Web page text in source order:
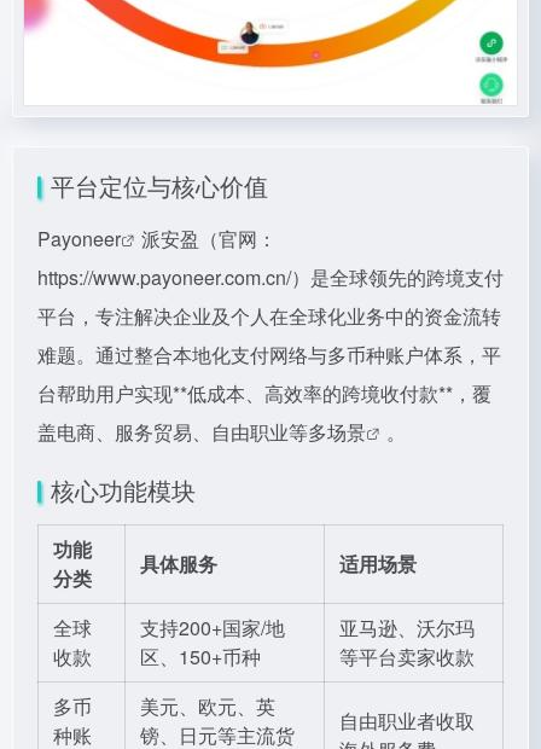
平台定位与核心价值
Payoneer
派安盈（官网：
https://www.payoneer.com.cn/）是全球领先的跨境支付
平台，专注解决企业及个人在全球化业务中的资金流转
难题。通过整合本地化支付网络与多币种账户体系，平
台帮助用户实现**低成本、高效率的跨境收付款**，覆
盖电商、服务贸易、自由职业等多场景
。
核心功能模块
功能
分类
具体服务 适用场景
全球
收款
支持200+国家/地
区、150+币种
亚马逊、沃尔玛
等平台卖家收款
多币
种账
美元、欧元、英
镑、日元等主流货
自由职业者收取